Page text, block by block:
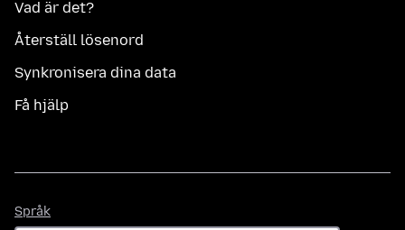
Vad är det?
Återställ lösenord
Synkronisera dina data
Få hjälp
Språk